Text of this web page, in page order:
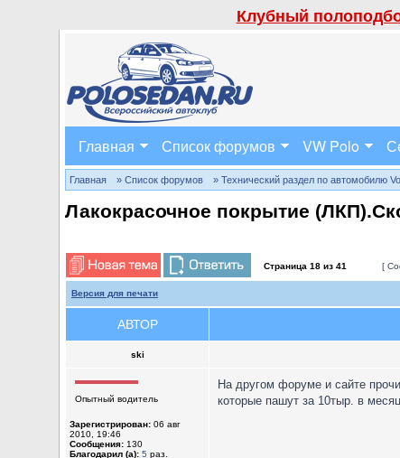
Клубный
Главная Список форумов VW Polo
Главная » Список форумов » Технический раздел по автомобилю
Лакокрасочное покрытие
Страница 18 из 41 [
Версия для печати
АВТОР
ski
Опытный водитель
Зарегистрирован: 06 авг
2010, 19:46
Сообщения: 130
Благодарил (а): 5 раз.
На другом форуме и сайте
которые пашут за 10тыр. в